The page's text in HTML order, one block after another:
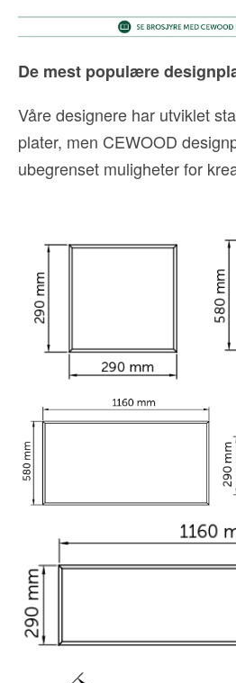
De mest populære
Våre designere har utviklet
plater, men CEWOOD
ubegrenset muligheter for